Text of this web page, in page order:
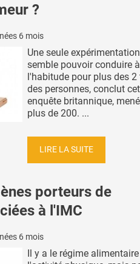
?
6 mois
Une seule expérimentation
semble pouvoir conduire à
l'habitude pour plus des 2
des personnes, conclut
enquête britannique,
plus de 200. ...
LIRE LA SUITE
porteurs de
à l'IMC
6 mois
Il y a le régime